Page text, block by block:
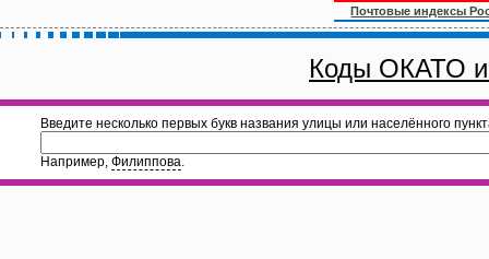
Почтовые индексы
Коды ОКАТО
Введите несколько первых букв названия улицы или населённого
Например, Филиппова.